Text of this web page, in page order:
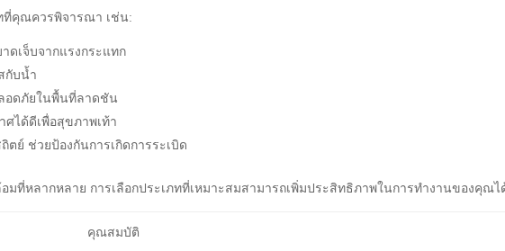
ที่คุณควรพิจารณา เช่น:
ดเจ็บจากแรงกระแทก
กับน้ำ
อดภัยในพื้นที่ลาดชัน
ศได้ดีเพื่อสุขภาพเท้า
ย์ ช่วยป้องกันการเกิดการระเบิด
ที่หลากหลาย การเลือกประเภทที่เหมาะสมสามารถเพิ่มประสิทธิภาพในการทำงานของคุณไ
คุณสมบัติ